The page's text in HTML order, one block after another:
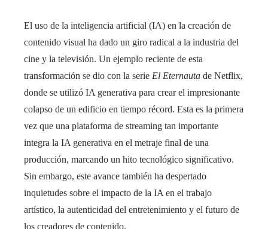
El uso de la inteligencia artificial (IA) en la creación de
contenido visual ha dado un giro radical a la industria del
cine y la televisión. Un ejemplo reciente de esta
transformación se dio con la serie El Eternauta de Netflix,
donde se utilizó IA generativa para crear el impresionante
colapso de un edificio en tiempo récord. Esta es la primera
vez que una plataforma de streaming tan importante
integra la IA generativa en el metraje final de una
producción, marcando un hito tecnológico significativo.
Sin embargo, este avance también ha despertado
inquietudes sobre el impacto de la IA en el trabajo
artístico, la autenticidad del entretenimiento y el futuro de
los creadores de contenido.